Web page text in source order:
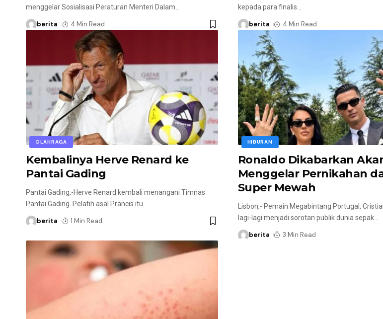
menggelar Sosialisasi Peraturan Menteri Dalam
berita 4 Min Read
kepada para finalis
berita 4 Min Read
OLAHRAGA
Kembalinya Herve Renard ke
Pantai Gading
Pantai Gading,-Herve Renard kembali menangani Timnas
Pantai Gading. Pelatih asal Prancis itu
berita 1 Min Read
HIBURAN
Ronaldo Dikabarkan
Menggelar Pernikahan
Super Mewah
Lisbon,- Pemain Megabintang Portugal,
lagi-lagi menjadi sorotan publik dunia sepak…
berita 3 Min Read